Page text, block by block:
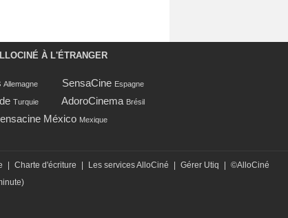
À L'ÉTRANGER
Allemagne SensaCine Espagne
Turquie AdoroCinema Brésil
México Mexique
Charte d'écriture Les services AlloCiné Gérer Utiq
©AlloCiné